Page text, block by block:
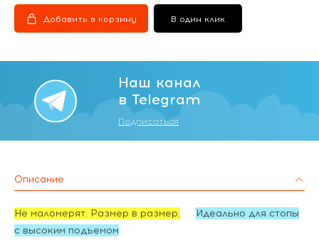
Добавить в корзину В один клик
Наш канал
в Telegram
Подписаться
Описание
Не маломерят. Размер в размер.
Идеально для стопы
с высоким подъемом